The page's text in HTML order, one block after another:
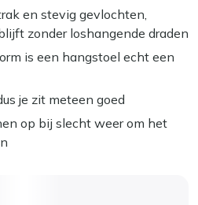
en stevig gevlochten,
zonder loshangende draden
is een hangstoel echt een
je zit meteen goed
op bij slecht weer om het